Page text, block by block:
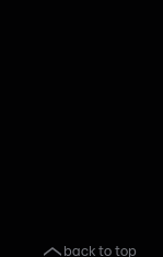
back to top